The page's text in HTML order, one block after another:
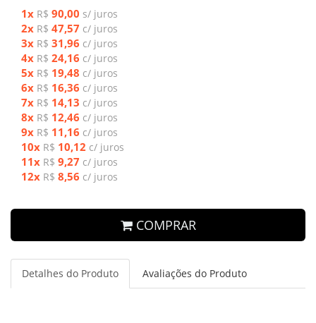
1x R$ 90,00 s/ juros
2x R$ 47,57 c/ juros
3x R$ 31,96 c/ juros
4x R$ 24,16 c/ juros
5x R$ 19,48 c/ juros
6x R$ 16,36 c/ juros
7x R$ 14,13 c/ juros
8x R$ 12,46 c/ juros
9x R$ 11,16 c/ juros
10x R$ 10,12 c/ juros
11x R$ 9,27 c/ juros
12x R$ 8,56 c/ juros
COMPRAR
Detalhes do Produto Avaliações do Produto